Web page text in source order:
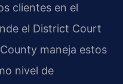
clientes en el
el District Court
maneja estos
nivel de